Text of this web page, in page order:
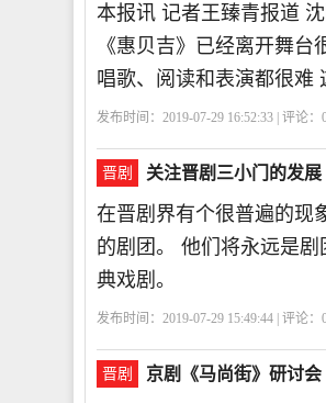
本报讯 记者王臻青报道
《惠贝吉》已经离开舞
唱歌、阅读和表演都很难
发布时间：2019-07-29 16:52:33 | 评论：
晋剧 关注晋剧三小门的发展
在晋剧界有个很普遍的现
的剧团。 他们将永远是
典戏剧。
发布时间：2019-07-29 15:49:44 | 评论：
晋剧 京剧《马尚街》研讨会